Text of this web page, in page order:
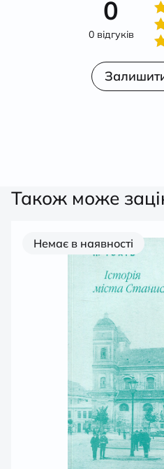
0
0 відгуків
5
5
в
1
Також може
Немає в наявності